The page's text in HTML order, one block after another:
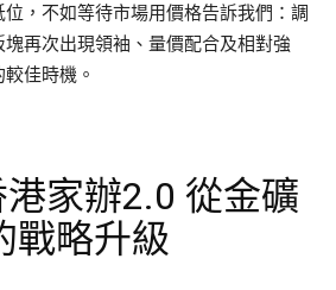
，不如等待市場用價格告訴我們：調
再次出現領袖、量價配合及相對強
佳時機。
家辦2.0 從金礦
戰略升級